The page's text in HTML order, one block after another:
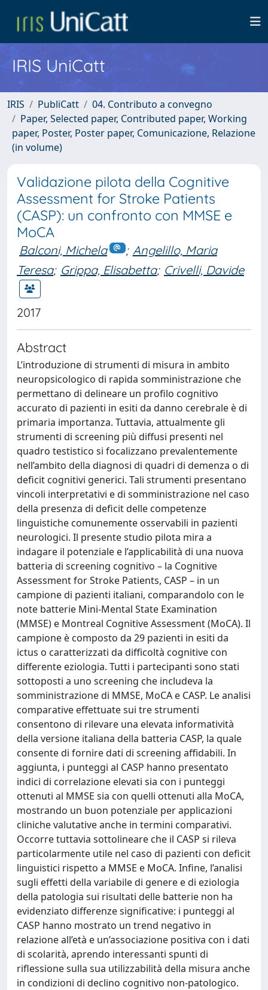
IRIS UniCatt
IRIS PubliCatt
04. Contributo a convegno
Paper, Selected paper, Contributed paper, Working
paper, Poster, Poster paper, Comunicazione, Relazione
(in volume)
Validazione pilota della Cognitive
Assessment for Stroke Patients
(CASP): un confronto con MMSE e
MoCA
Balconi, Michela ; Angelillo, Maria
Teresa; Grippa, Elisabetta; Crivelli, Davide
2017
Abstract
L’introduzione di strumenti di misura in ambito
neuropsicologico di rapida somministrazione che
permettano di delineare un profilo cognitivo
accurato di pazienti in esiti da danno cerebrale è di
primaria importanza. Tuttavia, attualmente gli
strumenti di screening più diffusi presenti nel
quadro testistico si focalizzano prevalentemente
nell’ambito della diagnosi di quadri di demenza o di
deficit cognitivi generici. Tali strumenti presentano
vincoli interpretativi e di somministrazione nel caso
della presenza di deficit delle competenze
linguistiche comunemente osservabili in pazienti
neurologici. Il presente studio pilota mira a
indagare il potenziale e l’applicabilità di una nuova
batteria di screening cognitivo – la Cognitive
Assessment for Stroke Patients, CASP – in un
campione di pazienti italiani, comparandolo con le
note batterie Mini-Mental State Examination
(MMSE) e Montreal Cognitive Assessment (MoCA). Il
campione è composto da 29 pazienti in esiti da
ictus o caratterizzati da difficoltà cognitive con
differente eziologia. Tutti i partecipanti sono stati
sottoposti a uno screening che includeva la
somministrazione di MMSE, MoCA e CASP. Le analisi
comparative effettuate sui tre strumenti
consentono di rilevare una elevata informatività
della versione italiana della batteria CASP, la quale
consente di fornire dati di screening affidabili. In
aggiunta, i punteggi al CASP hanno presentato
indici di correlazione elevati sia con i punteggi
ottenuti al MMSE sia con quelli ottenuti alla MoCA,
mostrando un buon potenziale per applicazioni
cliniche valutative anche in termini comparativi.
Occorre tuttavia sottolineare che il CASP si rileva
particolarmente utile nel caso di pazienti con deficit
linguistici rispetto a MMSE e MoCA. Infine, l’analisi
sugli effetti della variabile di genere e di eziologia
della patologia sui risultati delle batterie non ha
evidenziato differenze significative: i punteggi al
CASP hanno mostrato un trend negativo in
relazione all’età e un’associazione positiva con i dati
di scolarità, aprendo interessanti spunti di
riflessione sulla sua utilizzabilità della misura anche
in condizioni di declino cognitivo non-patologico.